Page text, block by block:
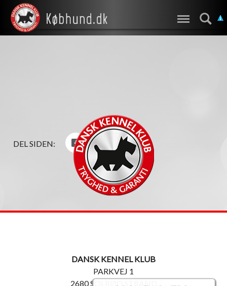
DEL SIDEN:
DANSK KENNEL KLUB
PARKVEJ 1
2680 SOLRØD STRAND